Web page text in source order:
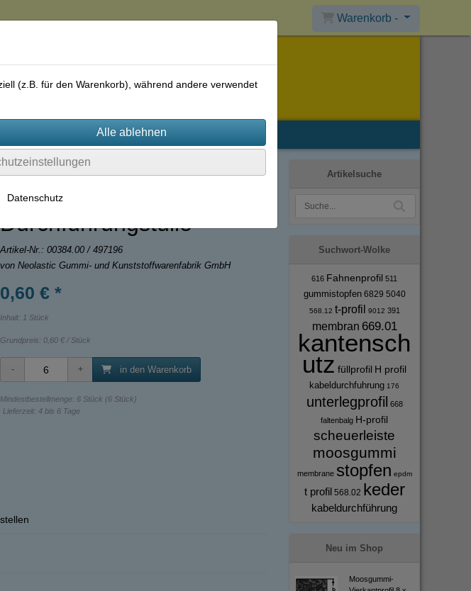
Warenkorb -
Durchführungstülle
Artikel-Nr.: 00384.00 / 497196
von Neolastic Gummi- und Kunststoffwarenfabrik GmbH
0,60 € *
Inhalt: 1 Stück
Grundpreis: 0,60 € / Stück
in den Warenkorb
Mindestbestellmenge: 6 Stück (6 Stück)
Lieferzeit: 4 bis 6 Tage
Artikelsuche
Suchwort-Wolke
616 Fahnenprofil 511
gummistopfen 6829 5040
568.12 t-profil 9012 391
membran 669.01
kantensch
utz füllprofil H profil
kabeldurchfuhrung 176
unterlegprofil
668
faltenbalg H-profil
scheuerleiste
moosgummi
membrane stopfen epdm
t profil 568.02 keder
kabeldurchführung
Neu im Shop
Moosgummi-
(z.B. für den Warenkorb), während andere verwendet
Datenschutz